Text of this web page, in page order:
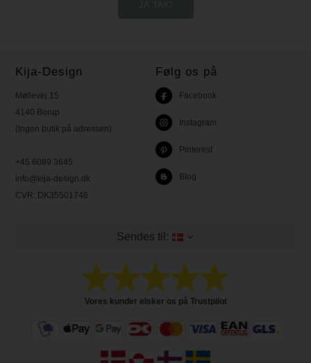
Kija-Design
Møllevej 15
4140 Borup
(Ingen butik på adressen)
+45 6089 3645
info@kija-design.dk
CVR: DK35501746
Følg os på
Facebook
Instagram
Pinterest
Blog
Sendes til:
Vores kunder elsker os på Trustpilot